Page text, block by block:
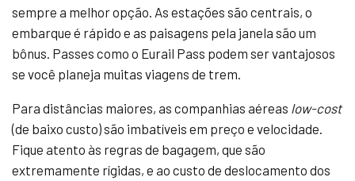
sempre a melhor opção. As estações são centrais, o
embarque é rápido e as paisagens pela janela são um
bônus. Passes como o Eurail Pass podem ser vantajosos
se você planeja muitas viagens de trem.
Para distâncias maiores, as companhias aéreas low-cost
(de baixo custo) são imbatíveis em preço e velocidade.
Fique atento às regras de bagagem, que são
extremamente rígidas, e ao custo de deslocamento dos